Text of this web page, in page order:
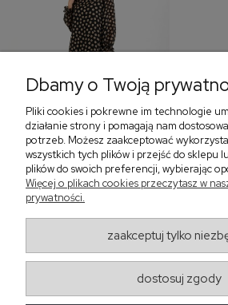
Sukienka z falbaną i
bufiastym rękawem w
405,30 zł
‹
Regulaminy
Dbamy o Twoją
Pliki cookies i pokrewne im technologie
działanie strony i pomagają nam
potrzeb. Możesz zaakceptować
wszystkich tych plików i przejść do sklepu
plików do swoich preferencji, wybierając
Więcej o plikach cookies przeczytasz w
prywatności.
zaakceptuj tylko
dostosuj zgody